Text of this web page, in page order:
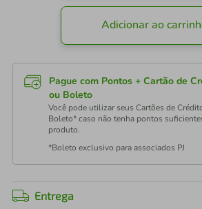
Adicionar ao
Pague com Pontos + Cartão de
ou Boleto
Você pode utilizar seus Cartões de
Boleto* caso não tenha pontos
produto.
*Boleto exclusivo para associados PJ
Entrega